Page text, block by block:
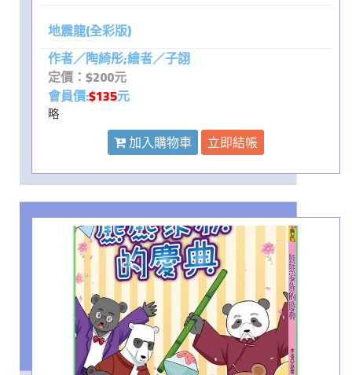
地震龍(全彩版)
作者／陶綺彤;繪者／子詡
定價：$200元
會員價:$135元
略
加入購物車 立即結帳